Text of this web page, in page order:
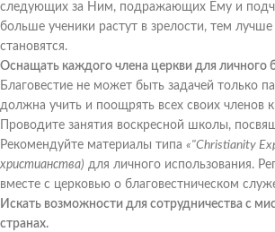
следующих за Ним, подражающих Ему и
больше ученики растут в зрелости, тем
становятся.
Оснащать каждого члена церкви для личного
Благовестие не может быть задачей только
должна учить и поощрять всех своих членов к
Проводите занятия воскресной школы,
Рекомендуйте материалы типа «"Christianity
христианства) для личного использования.
вместе с церковью о благовестническом
Искать возможности для сотрудничества с
странах.